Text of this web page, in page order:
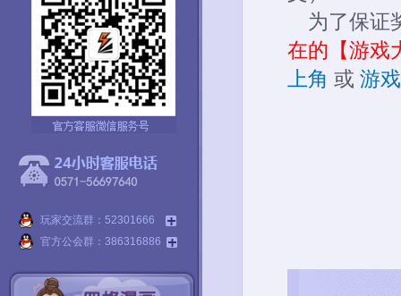
玩家交流群：52301666
官方公会群：386316886
为了保证
在的【游戏
上角 或 游